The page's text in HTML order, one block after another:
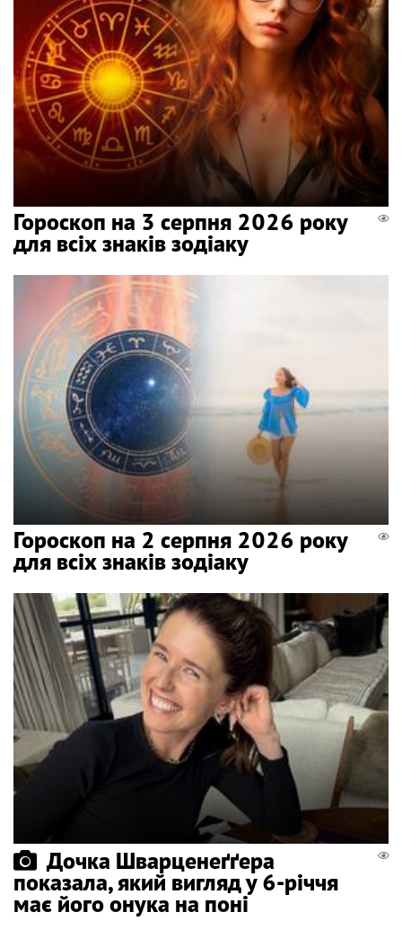
Гороскоп на 3 серпня 2026 року
для всіх знаків зодіаку
Гороскоп на 2 серпня 2026 року
для всіх знаків зодіаку
Дочка Шварценеґґера
показала, який вигляд у 6-річчя
має його онука на поні